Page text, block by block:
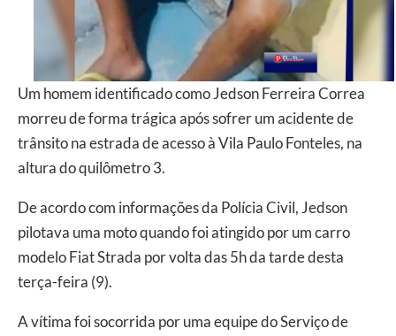
Um homem identificado como Jedson Ferreira Correa
morreu de forma trágica após sofrer um acidente de
trânsito na estrada de acesso à Vila Paulo Fonteles, na
altura do quilômetro 3.
De acordo com informações da Polícia Civil, Jedson
pilotava uma moto quando foi atingido por um carro
modelo Fiat Strada por volta das 5h da tarde desta
terça-feira (9).
A vítima foi socorrida por uma equipe do Serviço de